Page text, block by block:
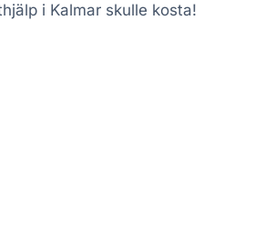
i Kalmar skulle kosta!